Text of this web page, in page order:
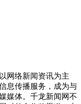
网络新闻资讯为主
息传播服务，成为与
媒体。千龙新闻网不